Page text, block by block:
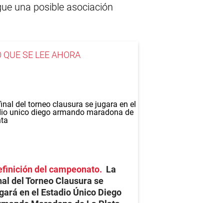
una posible asociación
QUE SE LEE AHORA
del campeonato
La
del Torneo Clausura se
en el Estadio Único Diego